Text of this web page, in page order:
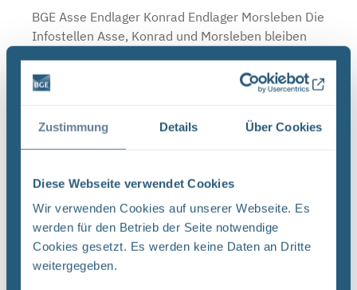
Zustimmung Details Über Cookies
Diese Webseite verwendet Cookies
Wir verwenden Cookies auf unserer Webseite. Es
werden für den Betrieb der Seite notwendige
Cookies gesetzt. Es werden keine Daten an Dritte
weitergegeben.
BGE Asse Endlager Konrad Endlager Morsleben Die
Infostellen Asse, Konrad und Morsleben bleiben
einer internen Veranstaltung geschlossen. Auch
am Donnerstag, ...
BGE Endlager Konrad Endlager Morsleben
Endlagersuche Asse Zwischen der Stasi-
Unterlagenbehörde und dem Bundesamt für
Strahlenschutz (BfS) hat die Bundesgesellschaft
für Endlagerung (BGE) zwei Tage ...